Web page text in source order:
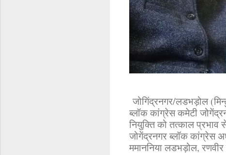
जोगिंद्रनगर/लडभड़ोल
ब्लॉक कांग्रेस कमेटी
नियुक्ति को तत्काल प्रभाव
जोगेंद्रनगर ब्लॉक कांग्रेस
ममाननिया लडभड़ोल, रणवीर